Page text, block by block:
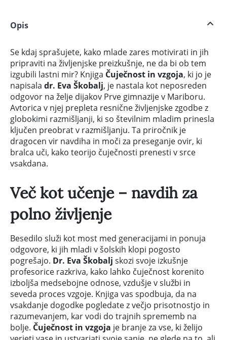
Opis
Se kdaj sprašujete, kako mlade zares motivirati in jih
pripraviti na življenjske preizkušnje, ne da bi ob tem
izgubili lastni mir? Knjiga Čuječnost in vzgoja, ki jo je
napisala dr. Eva Škobalj, je nastala kot neposreden
odgovor na želje dijakov Prve gimnazije v Mariboru.
Avtorica v njej prepleta resnične življenjske zgodbe z
globokimi razmišljanji, ki so številnim mladim prinesla
ključen preobrat v razmišljanju. Ta priročnik je
dragocen vir navdiha in moči za preseganje ovir, ki
bralca uči, kako teorijo čuječnosti prenesti v srce
vsakdana.
Več kot učenje – navdih za
polno življenje
Besedilo služi kot most med generacijami in ponuja
odgovore, ki jih mladi v šolskih klopi pogosto
pogrešajo. Dr. Eva Škobalj skozi svoje izkušnje
profesorice razkriva, kako lahko čuječnost korenito
izboljša medsebojne odnose, vzdušje v službi in
seveda proces vzgoje. Knjiga vas spodbuja, da na
vsakdanje dogodke pogledate z večjo prisotnostjo in
razumevanjem, kar vodi do trajnih sprememb na
bolje. Čuječnost in vzgoja je branje za vse, ki želijo